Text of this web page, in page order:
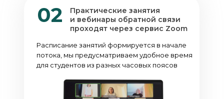
02
Практические занятия
и вебинары обратной связи
проходят через сервис Zoom
Расписание занятий формируется в начале
потока, мы предусматриваем удобное время
для студентов из разных часовых поясов